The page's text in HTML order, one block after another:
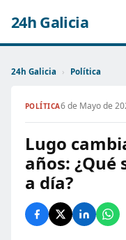
24h Galicia
24h Galicia › Política
POLÍTICA6 de Mayo de
Lugo
años:
a día?